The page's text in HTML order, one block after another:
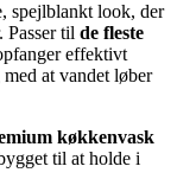
spejlblankt look, der
Passer til de fleste
effektivt
at vandet løber
køkkenvask
til at holde i